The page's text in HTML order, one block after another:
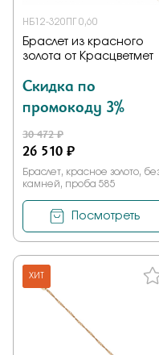
НБ12-320ПГ 0,60
Браслет из красного
золота от Красцветмет
Скидка по
промокоду 3%
30 472 ₽
26 510 ₽
Браслет, красное золото,
камней, проба 585
Посмотреть
ХИТ